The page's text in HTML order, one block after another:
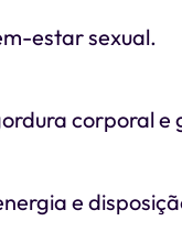
estar sexual.
corporal e
e